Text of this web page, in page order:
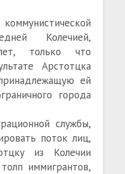
Колечией,
только что
Арстотцка
ей
города
службы,
поток лиц,
из Колечии
иммигрантов,